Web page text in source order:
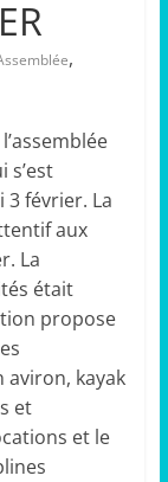
,
s’est
février. La
aux
La
était
propose
kayak
et
et le